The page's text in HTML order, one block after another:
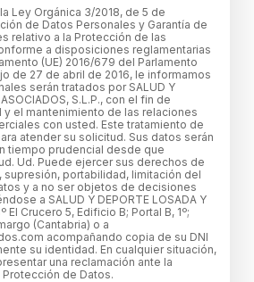
Ley Orgánica 3/2018, de 5 de
de Datos Personales y Garantía de
relativo a la Protección de las
a disposiciones reglamentarias
(UE) 2016/679 del Parlamento
de 27 de abril de 2016, le informamos
serán tratados por SALUD Y
S.L.P., con el fin de
el mantenimiento de las relaciones
con usted. Este tratamiento de
atender su solicitud. Sus datos serán
tiempo prudencial desde que
Ud. Puede ejercer sus derechos de
portabilidad, limitación del
y a no ser objetos de decisiones
a SALUD Y DEPORTE LOSADA Y
El Crucero 5, Edificio B; Portal B, 1º;
(Cantabria) o a
acompañando copia de su DNI
su identidad. En cualquier situación,
una reclamación ante la
de Datos.